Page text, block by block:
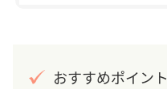
おすすめポイント